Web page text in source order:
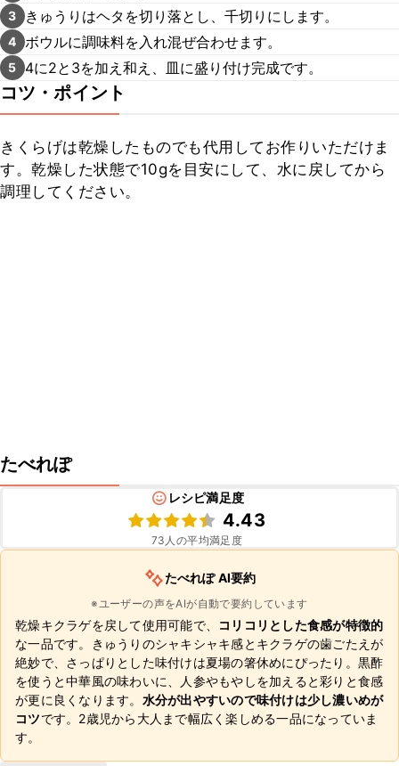
3 きゅうりはヘタを切り落とし、千切りにします。
4 ボウルに調味料を入れ混ぜ合わせます。
5 4に2と3を加え和え、皿に盛り付け完成です。
コツ・ポイント
きくらげは乾燥したものでも代用してお作りいただけま
す。乾燥した状態で10gを目安にして、水に戻してから
調理してください。
たべれぽ
レシピ満足度
4.43
73 人の平均満足度
たべれぽ AI要約
※ユーザーの声をAIが自動で要約しています
乾燥キクラゲを戻して使用可能で、
コリコリとした食感が特徴的
な一品です。きゅうりのシャキシャキ感とキクラゲの歯ごたえが
絶妙で、さっぱりとした味付けは夏場の箸休めにぴったり。黒酢
を使うと中華風の味わいに、人参やもやしを加えると彩りと食感
が更に良くなります。 水分が出やすいので味付けは少し濃いめが
コツです。2歳児から大人まで幅広く楽しめる一品になっていま
す。